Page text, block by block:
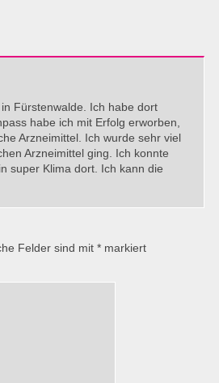
Fürstenwalde. Ich habe dort
habe ich mit Erfolg erworben,
Arzneimittel. Ich wurde sehr viel
Arzneimittel ging. Ich konnte
super Klima dort. Ich kann die
Felder sind mit* markiert